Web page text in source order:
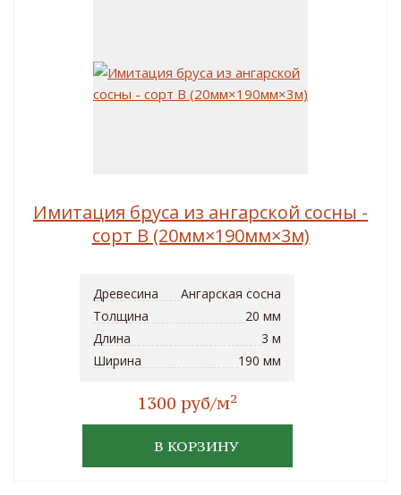
Имитация бруса из ангарской сосны -
сорт B (20мм×190мм×3м)
Древесина
Ангарская сосна
Толщина
20 мм
Длина
3 м
Ширина
190 мм
1300 руб/м2
В КОРЗИНУ